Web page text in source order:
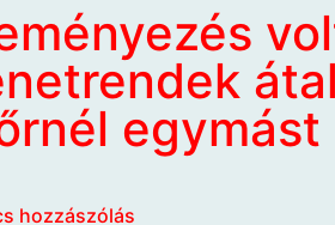
egymást
hozzászólás